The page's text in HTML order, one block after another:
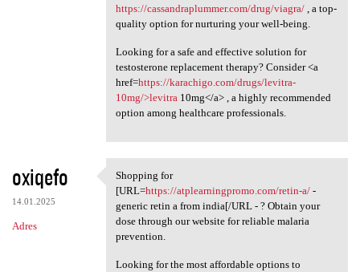
https://cassandraplummer.com/drug/viagra/, a top-
quality option for nurturing your well-being.
Looking for a safe and effective solution for
testosterone replacement therapy? Consider <a
href=https://karachigo.com/drugs/levitra-
10mg/>levitra 10mg</a> , a highly recommended
option among healthcare professionals.
oxiqefo
14.01.2025
Adres
Shopping for [URL=https:/
Shopping for
[URL=https://atplearningpromo.com/retin-a/-
generic retin a from india[/URL - ? Obtain your
dose through our website for reliable malaria
prevention.
Looking for the most affordable options to